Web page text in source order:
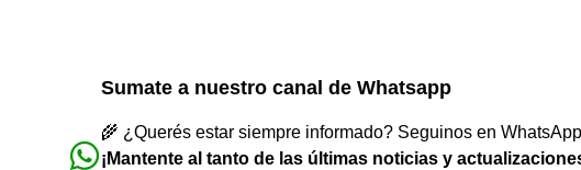
Sumate a nuestro canal de Whatsapp
🌾 ¿Querés estar siempre informado? Seguinos en
¡Mantente al tanto de las últimas noticias y